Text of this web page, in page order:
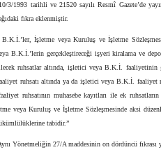
10/3/1993 tarihli ve 21520 sayılı Resmî Gazete’de
fıkra eklenmiştir.
B.K.İ.’ler, İşletme veya Kuruluş ve İşletme
B.K.İ.’lerin gerçekleştireceği işyeri kiralama ve
ruhsatlar altında, işletici veya B.K.İ.
ruhsatı altında ya da işletici veya B.K.İ. faaliyet
ruhsatının muhasebe kayıtları ile ek
veya Kuruluş ve İşletme Sözleşmesinde aksi
tabidir.”
Yönetmeliğin 27/A maddesinin on dördüncü fıkrası